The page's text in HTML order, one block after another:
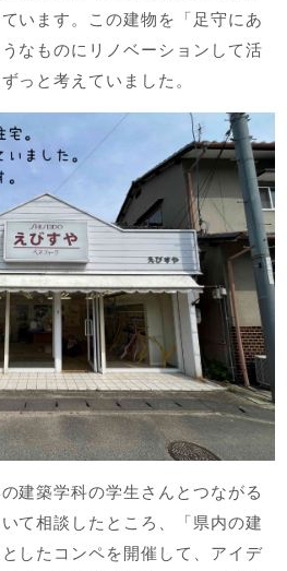
います。この建物を「足守にあ
なものにリノベーションして活
っと考えていました。
建築学科の学生さんとつながる
て相談したところ、「県内の建
したコンペを開催して、アイデ